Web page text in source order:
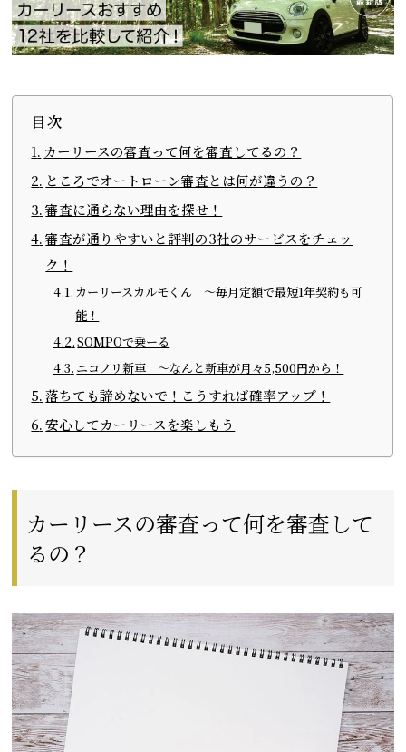
目次
カーリースの審査って何を審査してるの？
ところでオートローン審査とは何が違うの？
審査に通らない理由を探せ！
審査が通りやすいと評判の3社のサービスをチェッ
ク！
カーリースカルモくん 〜毎月定額で最短1年契約も可
能！
SOMPOで乗ーる
ニコノリ新車 ～なんと新車が月々5,500円から！
落ちても諦めないで！こうすれば確率アップ！
安心してカーリースを楽しもう
カーリースの審査って何を審査して
るの？